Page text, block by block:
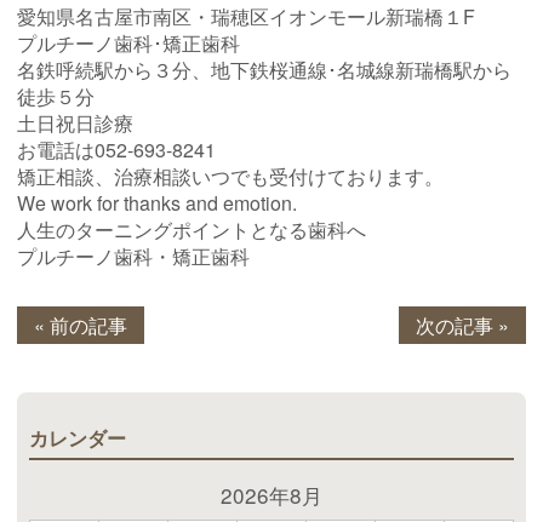
愛知県名古屋市南区・瑞穂区イオンモール新瑞橋１F
プルチーノ歯科･矯正歯科
名鉄呼続駅から３分、地下鉄桜通線･名城線新瑞橋駅から
徒歩５分
土日祝日診療
お電話は052-693-8241
矯正相談、治療相談いつでも受付けております。
We work for thanks and emotion.
人生のターニングポイントとなる歯科へ
プルチーノ歯科・矯正歯科
« 前の記事 次の記事 »
カレンダー
2026年8月